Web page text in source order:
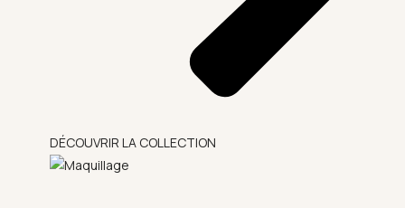
DÉCOUVRIR LA COLLECTION